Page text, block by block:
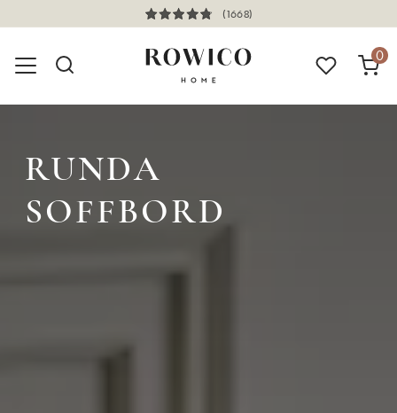
(1668)
0
RUNDA
SOFFBORD